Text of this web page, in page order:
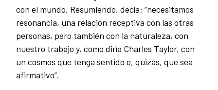
con el mundo. Resumiendo, decía: “necesitamos
resonancia, una relación receptiva con las otras
personas, pero también con la naturaleza, con
nuestro trabajo y, como diría Charles Taylor, con
un cosmos que tenga sentido o, quizás, que sea
afirmativo”.